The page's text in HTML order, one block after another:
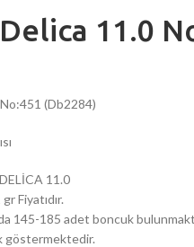
11.0
(Db2284)
11.0
Fiyatıdır.
145-185 adet boncuk
göstermektedir.